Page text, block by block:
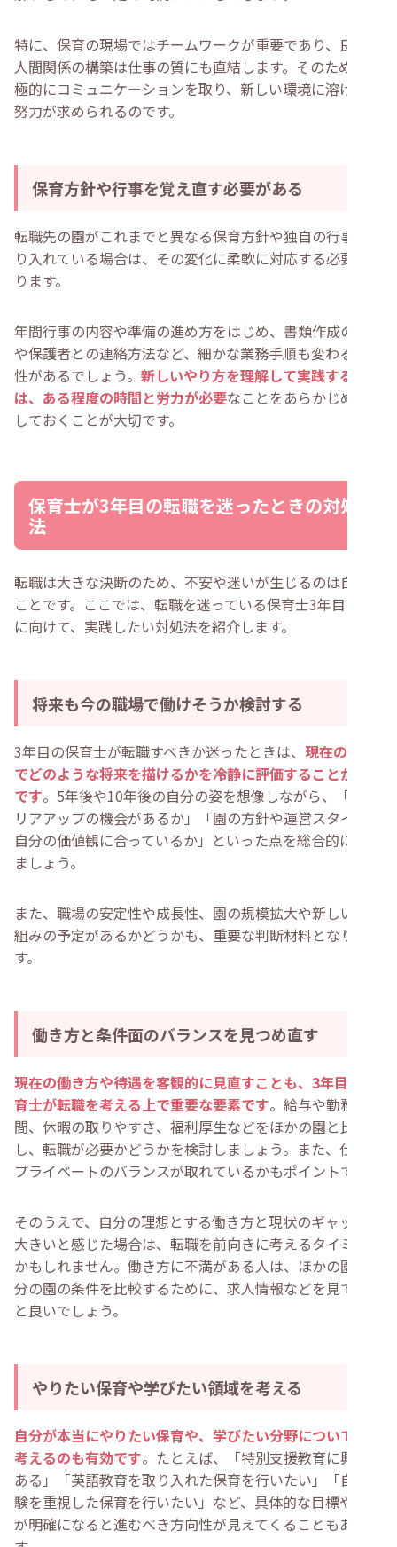
特に、保育の現場ではチームワークが重要であり、良好な
人間関係の構築は仕事の質にも直結します。そのため、積
極的にコミュニケーションを取り、新しい環境に溶け込む
努力が求められるのです。
保育方針や行事を覚え直す必要がある
転職先の園がこれまでと異なる保育方針や独自の行事を取
り入れている場合は、その変化に柔軟に対応する必要があ
ります。
年間行事の内容や準備の進め方をはじめ、書類作成の方法
や保護者との連絡方法など、細かな業務手順も変わる可能
性があるでしょう。 新しいやり方を理解して実践するに
は、ある程度の時間と労力が必要なことをあらかじめ覚悟
しておくことが大切です。
保育士が3年目の転職を迷ったときの対処
法
転職は大きな決断のため、不安や迷いが生じるのは自然な
ことです。ここでは、転職を迷っている保育士3年目の方
に向けて、実践したい対処法を紹介します。
将来も今の職場で働けそうか検討する
3年目の保育士が転職すべきか迷ったときは、 現在の職場
でどのような将来を描けるかを冷静に評価することが大切
です。5年後や10年後の自分の姿を想像しながら、「キャ
リアアップの機会があるか」「園の方針や運営スタイルが
自分の価値観に合っているか」といった点を総合的に考え
ましょう。
また、職場の安定性や成長性、園の規模拡大や新しい取り
組みの予定があるかどうかも、重要な判断材料となりま
す。
働き方と条件面のバランスを見つめ直す
現在の働き方や待遇を客観的に見直すことも、3年目の保
育士が転職を考える上で重要な要素です。給与や勤務時
間、休暇の取りやすさ、福利厚生などをほかの園と比較
し、転職が必要かどうかを検討しましょう。また、仕事と
プライベートのバランスが取れているかもポイントです。
そのうえで、自分の理想とする働き方と現状のギャップが
大きいと感じた場合は、転職を前向きに考えるタイミング
かもしれません。働き方に不満がある人は、ほかの園と自
分の園の条件を比較するために、求人情報などを見てみる
と良いでしょう。
やりたい保育や学びたい領域を考える
自分が本当にやりたい保育や、学びたい分野について深く
考えるのも有効です。たとえば、「特別支援教育に興味が
ある」「英語教育を取り入れた保育を行いたい」「自然体
験を重視した保育を行いたい」など、具体的な目標や興味
が明確になると進むべき方向性が見えてくることもありま